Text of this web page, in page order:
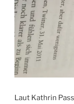
Laut Kathrin